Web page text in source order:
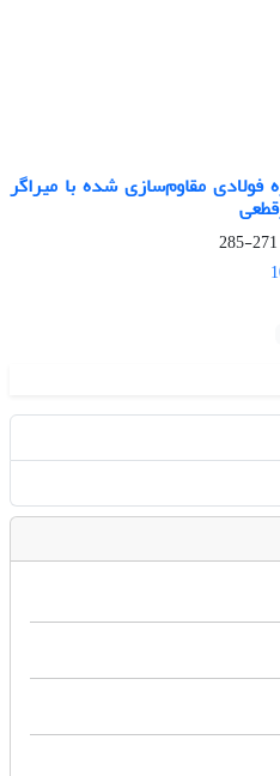
فولادی مقاوم‌سازی شده با میراگر
271-285